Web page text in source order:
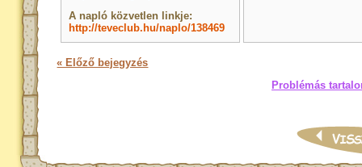
A napló közvetlen linkje:
http://teveclub.hu/naplo/138469
« Előző bejegyzés
Problémás